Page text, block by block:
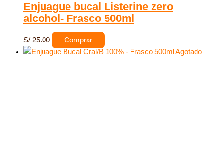
Enjuague bucal Listerine zero
alcohol- Frasco 500ml
S/ 25.00
Comprar
Agotado